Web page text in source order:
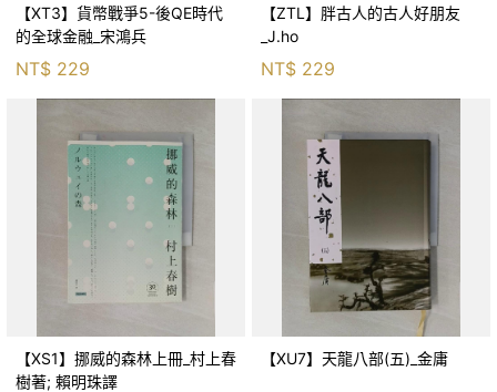
【XT3】貨幣戰爭5-後QE時代
的全球金融_宋鴻兵
NT$ 229
【ZTL】胖古人的古人好朋友
_J.ho
NT$ 229
【XS1】挪威的森林上冊_村上春
樹著; 賴明珠譯
【XU7】天龍八部(五)_金庸